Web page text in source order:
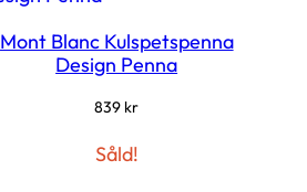
Mont Blanc Kulspetspenna
Design Penna
839 kr
Såld!